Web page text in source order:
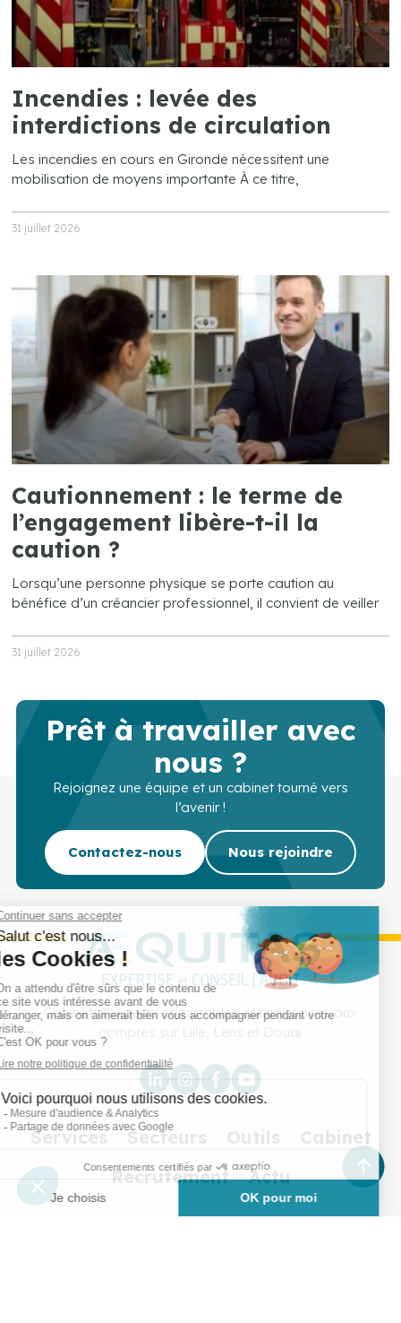
Incendies : levée des
interdictions de circulation
Les incendies en cours en Gironde nécessitent une
mobilisation de moyens importante À ce titre,
31 juillet 2026
Cautionnement : le terme de
l’engagement libère-t-il la
caution ?
Lorsqu’une personne physique se porte caution au
bénéfice d’un créancier professionnel, il convient de veiller
31 juillet 2026
Prêt à travailler avec
nous ?
Rejoignez une équipe et un cabinet tourné vers
l’avenir !
Contactez-nous Nous rejoindre
Cabinet d’experts-comptables commissaires aux
comptes sur Lille, Lens et Douai
Services Secteurs Outils
Cabinet
Recrutement
Actu